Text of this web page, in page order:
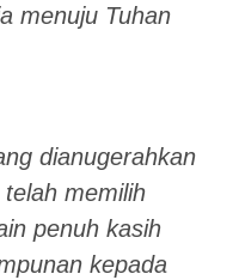
menuju Tuhan
dianugerahkan
memilih
penuh kasih
kepada